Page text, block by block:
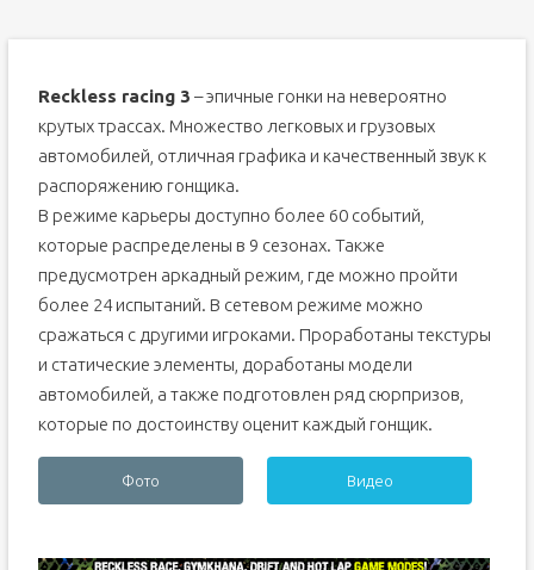
Reckless racing 3 – эпичные гонки на невероятно
крутых трассах. Множество легковых и грузовых
автомобилей, отличная графика и качественный звук к
распоряжению гонщика.
В режиме карьеры доступно более 60 событий,
которые распределены в 9 сезонах. Также
предусмотрен аркадный режим, где можно пройти
более 24 испытаний. В сетевом режиме можно
сражаться с другими игроками. Проработаны текстуры
и статические элементы, доработаны модели
автомобилей, а также подготовлен ряд сюрпризов,
которые по достоинству оценит каждый гонщик.
Фото Видео